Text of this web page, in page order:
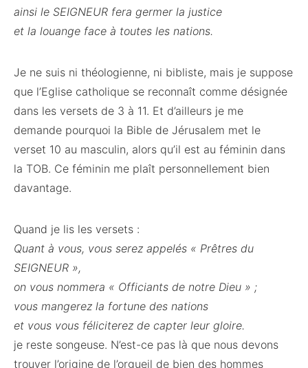
ainsi le SEIGNEUR fera germer la justice
et la louange face à toutes les nations.
Je ne suis ni théologienne, ni bibliste, mais je suppose
que l’Eglise catholique se reconnaît comme désignée
dans les versets de 3 à 11. Et d’ailleurs je me
demande pourquoi la Bible de Jérusalem met le
verset 10 au masculin, alors qu’il est au féminin dans
la TOB. Ce féminin me plaît personnellement bien
davantage.
Quand je lis les versets :
Quant à vous, vous serez appelés « Prêtres du
SEIGNEUR »,
on vous nommera « Officiants de notre Dieu » ;
vous mangerez la fortune des nations
et vous vous féliciterez de capter leur gloire.
je reste songeuse. N’est-ce pas là que nous devons
trouver l’origine de l’orgueil de bien des hommes